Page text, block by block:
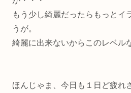
もう少し綺麗だったらもっとイ
うが。
綺麗に出来ないからこのレベル
ほんじゃま、今日も１日ど疲れ